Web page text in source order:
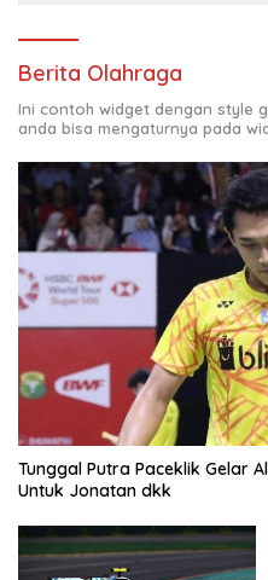
Berita Olahraga
Ini contoh widget dengan style
anda bisa mengaturnya pada
Tunggal Putra Paceklik Gelar
Untuk Jonatan dkk